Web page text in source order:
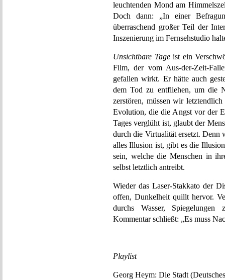
leuchtenden Mond am
Doch dann: „In einer
überraschend großer Teil der
Inszenierung im Fernsehstudio
Unsichtbare Tageist ein
Film, der vom Aus-der-Zeit-
gefallen wirkt. Er hätte auch
dem Tod zu entfliehen, um die
zerstören, müssen wir
Evolution, die die Angst vor der
Tages verglüht ist, glaubt der
durch die Virtualität ersetzt. Denn
alles Illusion ist, gibt es die
sein, welche die Menschen in
selbst letztlich antreibt.
Wieder das Laser-Stakkato der
offen, Dunkelheit quillt hervor.
durchs Wasser, Spiegelungen
Kommentar schließt: „Es muss
Playlist
Georg Heym: Die Stadt